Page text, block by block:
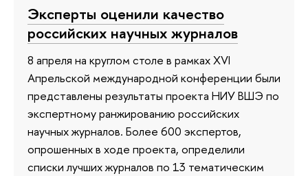
Эксперты оценили качество
российских научных журналов
8 апреля на круглом столе в рамках XVI
Апрельской международной конференции были
представлены результаты проекта НИУ ВШЭ по
экспертному ранжированию российских
научных журналов. Более 600 экспертов,
опрошенных в ходе проекта, определили
списки лучших журналов по 13 тематическим